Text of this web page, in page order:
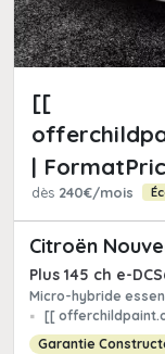
[[
|
dès 240€/mois
Citroën
Plus 145 ch e-
Micro-hybride
[[
Garantie